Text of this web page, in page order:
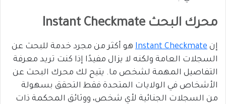
محرك البحث Instant Checkmate
إن Instant Checkmate هو أكثر من مجرد خدمة للبحث عن
السجلات العامة ولكنه لا يزال مفيدًا إذا كنت تريد معرفة
التفاصيل المهمة لشخص ما. يتيح لك محرك البحث عن
الأشخاص في الولايات المتحدة فقط التحقق بسهولة
من السجلات الجنائية لأي شخص، ووثائق المحكمة ذات